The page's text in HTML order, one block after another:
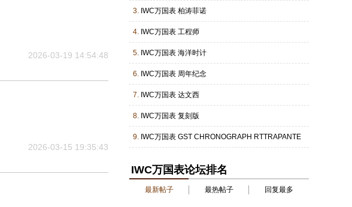
2026-03-19 14:54:48
2026-03-15 19:35:43
3. IWC万国表 柏涛菲诺
4. IWC万国表 工程师
5. IWC万国表 海洋时计
6. IWC万国表 周年纪念
7. IWC万国表 达文西
8. IWC万国表 复刻版
9. IWC万国表 GST CHRONOGRAPH RTTRAPANTE
IWC万国表论坛排名
最新帖子 最热帖子 回复最多